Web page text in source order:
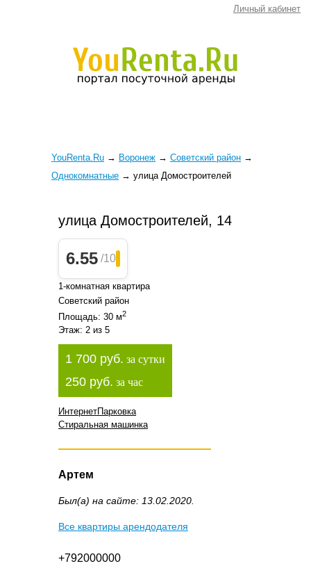
Личный кабинет
YouRenta.Ru → Воронеж → Советский район →
Однокомнатные → улица Домостроителей
улица Домостроителей, 14
6.55 /10
1-комнатная квартира
Советский район
Площадь: 30 м2
Этаж: 2 из 5
1 700 руб. за сутки
250 руб. за час
ИнтернетПарковка
Стиральная машинка
Артем
Был(а) на сайте: 13.02.2020.
Все квартиры арендодателя
+792000000